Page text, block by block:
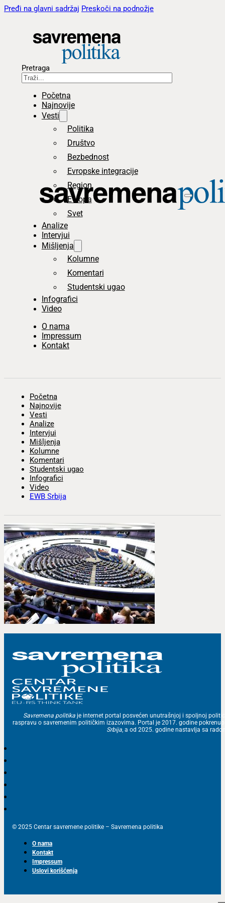
Pređi na glavni sadržaj Preskoči na podnožje
Pretraga
Početna
Najnovije
Vesti
Politika
Društvo
Bezbednost
Evropske integracije
Region
Evropa
Svet
Analize
Intervjui
Mišljenja
Kolumne
Komentari
Studentski ugao
Infografici
Video
O nama
Impressum
Kontakt
Početna
Najnovije
Vesti
Analize
Intervjui
Mišljenja
Kolumne
Komentari
Studentski ugao
Infografici
Video
EWB Srbija
Savremena politika je internet portal posvećen unutrašnjoj i spoljnoj
raspravu o savremenim političkim izazovima. Portal je 2017. godine
Srbija, a od 2025. godine nastavlja sa
© 2025 Centar savremene politike – Savremena politika
O nama
Kontakt
Impressum
Uslovi korišćenja